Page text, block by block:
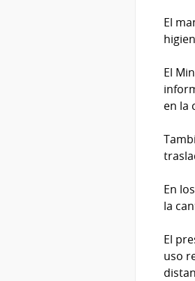
El
El
en la
En
la
El
uso